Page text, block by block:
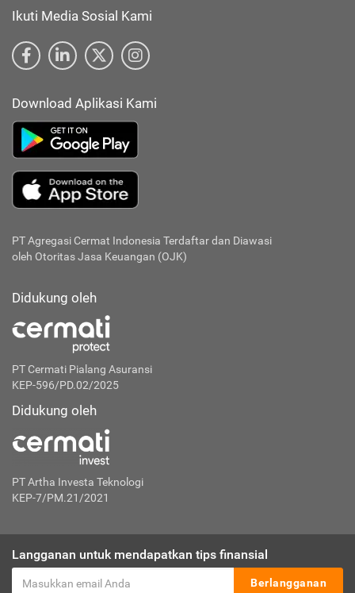
Ikuti Media Sosial Kami
Download Aplikasi Kami
PT Agregasi Cermat Indonesia Terdaftar dan Diawasi
oleh Otoritas Jasa Keuangan (OJK)
Didukung oleh
PT Cermati Pialang Asuransi
KEP-596/PD.02/2025
Didukung oleh
PT Artha Investa Teknologi
KEP-7/PM.21/2021
Langganan untuk mendapatkan tips finansial
Berlangganan